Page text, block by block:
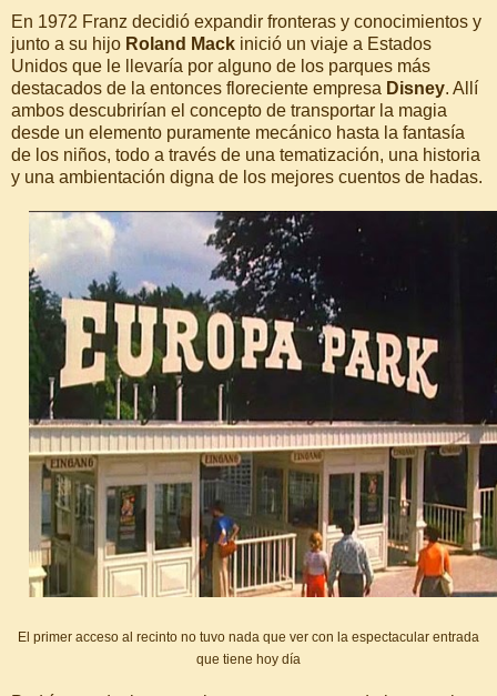
En 1972 Franz decidió expandir fronteras y conocimientos y
junto a su hijo Roland Mack inició un viaje a Estados
Unidos que le llevaría por alguno de los parques más
destacados de la entonces floreciente empresa Disney. Allí
ambos descubrirían el concepto de transportar la magia
desde un elemento puramente mecánico hasta la fantasía
de los niños, todo a través de una tematización, una historia
y una ambientación digna de los mejores cuentos de hadas.
El primer acceso al recinto no tuvo nada que ver con la espectacular entrada
que tiene hoy día